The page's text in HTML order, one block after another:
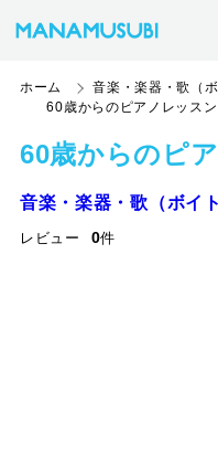
ホーム 音楽・楽器・歌（
60歳からのピアノレッスン
60歳からのピ
音楽・楽器・歌（ボイ
レビュー 0件